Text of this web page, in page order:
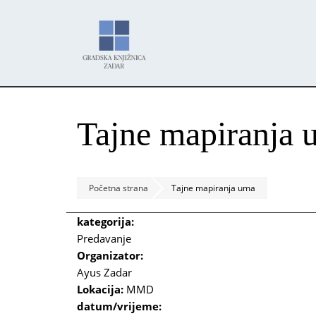
Tajne mapiranja
Početna strana Tajne mapiranja uma
kategorija:
Predavanje
Organizator:
Ayus Zadar
Lokacija: MMD
datum/vrijeme: